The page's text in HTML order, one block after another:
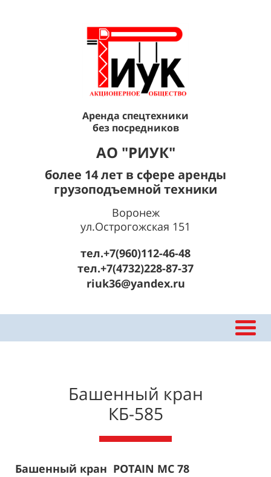
Аренда спецтехники
без посредников
AО "РИУК"
более 14 лет в сфере аренды
грузоподъемной техники
Воронеж
ул.Острогожская 151
тел.+7(960)112-46-48
тел.+7(4732)228-87-37
riuk36@yandex.ru
Башенный кран
КБ-585
Башенный кран POTAIN MC 78